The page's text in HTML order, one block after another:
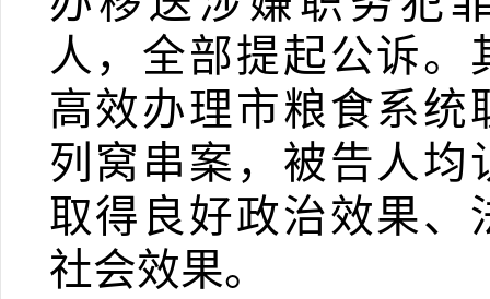
人，全部提起公诉。
高效办理市粮食系统
列窝 串案 ，被告人均
取得良好政治效果、
社会效果。